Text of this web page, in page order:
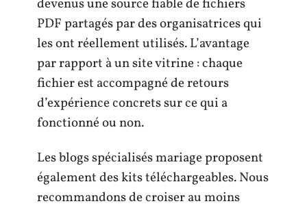
devenus une source fiable de fichiers
PDF partagés par des organisatrices qui
les ont réellement utilisés. L’avantage
par rapport à un site vitrine : chaque
fichier est accompagné de retours
d’expérience concrets sur ce qui a
fonctionné ou non.
Les blogs spécialisés mariage proposent
également des kits téléchargeables. Nous
recommandons de croiser au moins